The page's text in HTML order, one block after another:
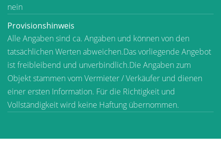
nein
Provisionshinweis
Alle Angaben sind ca. Angaben und können von den
tatsächlichen Werten abweichen.Das vorliegende Angebot
ist freibleibend und unverbindlich.Die Angaben zum
Objekt stammen vom Vermieter / Verkäufer und dienen
einer ersten Information. Für die Richtigkeit und
Vollständigkeit wird keine Haftung übernommen.